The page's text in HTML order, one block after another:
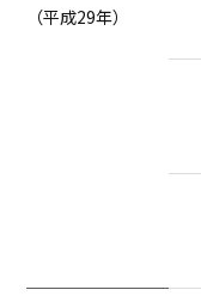
（平成29年）